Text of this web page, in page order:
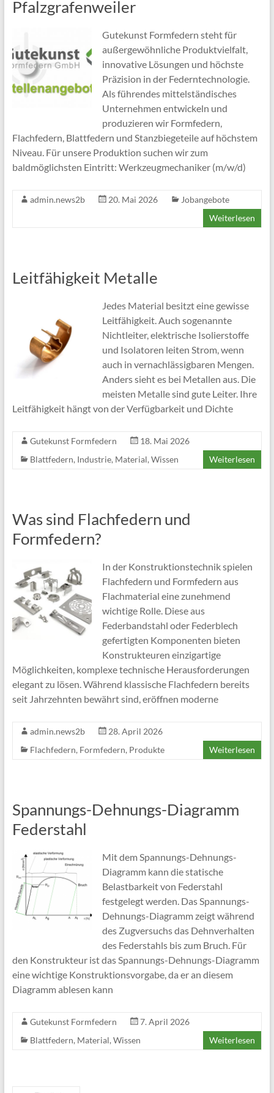
Pfalzgrafenweiler
Gutekunst Formfedern steht für
außergewöhnliche Produktvielfalt,
innovative Lösungen und höchste
Präzision in der Federntechnologie.
Als führendes mittelständisches
Unternehmen entwickeln und
produzieren wir Formfedern,
Flachfedern, Blattfedern und Stanzbiegeteile auf höchstem
Niveau. Für unsere Produktion suchen wir zum
baldmöglichsten Eintritt: Werkzeugmechaniker (m/w/d)
admin.news2b 20. Mai 2026
Jobangebote
Weiterlesen
Leitfähigkeit Metalle
Jedes Material besitzt eine gewisse
Leitfähigkeit. Auch sogenannte
Nichtleiter, elektrische Isolierstoffe
und Isolatoren leiten Strom, wenn
auch in vernachlässigbaren Mengen.
Anders sieht es bei Metallen aus. Die
meisten Metalle sind gute Leiter. Ihre
Leitfähigkeit hängt von der Verfügbarkeit und Dichte
Gutekunst Formfedern
18. Mai 2026
Blattfedern, Industrie, Material, Wissen Weiterlesen
Was sind Flachfedern und
Formfedern?
In der Konstruktionstechnik spielen
Flachfedern und Formfedern aus
Flachmaterial eine zunehmend
wichtige Rolle. Diese aus
Federbandstahl oder Federblech
gefertigten Komponenten bieten
Konstrukteuren einzigartige
Möglichkeiten, komplexe technische Herausforderungen
elegant zu lösen. Während klassische Flachfedern bereits
seit Jahrzehnten bewährt sind, eröffnen moderne
admin.news2b
28. April 2026
Flachfedern, Formfedern, Produkte Weiterlesen
Spannungs-Dehnungs-Diagramm
Federstahl
Mit dem Spannungs-Dehnungs-
Diagramm kann die statische
Belastbarkeit von Federstahl
festgelegt werden. Das Spannungs-
Dehnungs-Diagramm zeigt während
des Zugversuchs das Dehnverhalten
des Federstahls bis zum Bruch. Für
den Konstrukteur ist das Spannungs-Dehnungs-Diagramm
eine wichtige Konstruktionsvorgabe, da er an diesem
Diagramm ablesen kann
Gutekunst Formfedern
7. April 2026
Blattfedern, Material, Wissen Weiterlesen